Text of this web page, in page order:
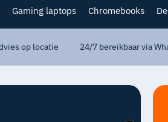
Gaming laptops Chromebooks
op locatie 24/7 bereikbaar via